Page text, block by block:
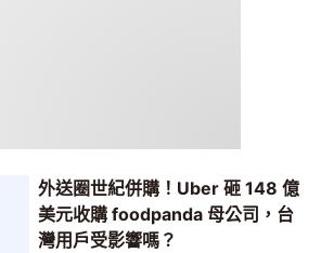
外送圈世紀併購！Uber 砸 148 億
美元收購 foodpanda 母公司，台
灣用戶受影響嗎？